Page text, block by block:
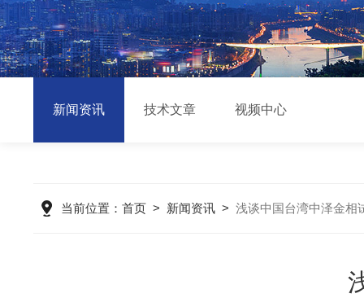
新闻资讯 技术文章 视频中心
当前位置： 首页> 新闻资讯> 浅谈中国台湾中泽金相